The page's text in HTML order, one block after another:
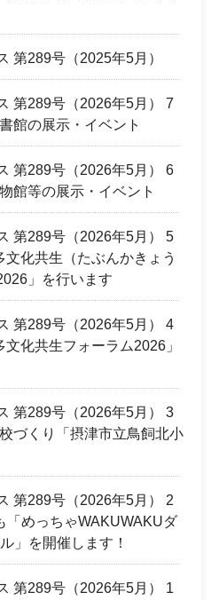
第289号（2025年5月）
第289号（2026年5月） 7
館の展示・イベント
第289号（2026年5月） 6
館等の展示・イベント
第289号（2026年5月） 5
化共生（たぶんかきょう
」を行います
第289号（2026年5月） 4
化共生フォーラム2026」
第289号（2026年5月） 3
づくり「摂津市立鳥飼北小
第289号（2026年5月） 2
「めっちゃWAKUWAKUダ
」を開催します！
第289号（2026年5月） 1